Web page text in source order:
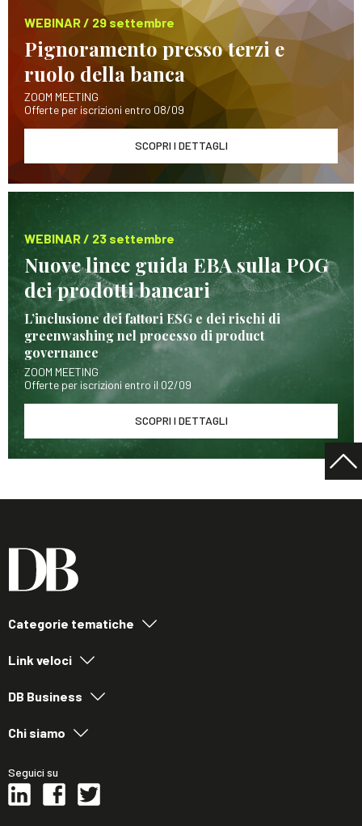
WEBINAR / 29 settembre
Pignoramento presso terzi e
ruolo della banca
ZOOM MEETING
Offerte per iscrizioni entro 08/09
SCOPRI I DETTAGLI
WEBINAR / 23 settembre
Nuove linee guida EBA sulla POG
dei prodotti bancari
L’inclusione dei fattori ESG e dei rischi di
greenwashing nel processo di product
governance
ZOOM MEETING
Offerte per iscrizioni entro il 02/09
SCOPRI I DETTAGLI
Categorie tematiche
Link veloci
DB Business
Chi siamo
Seguici su